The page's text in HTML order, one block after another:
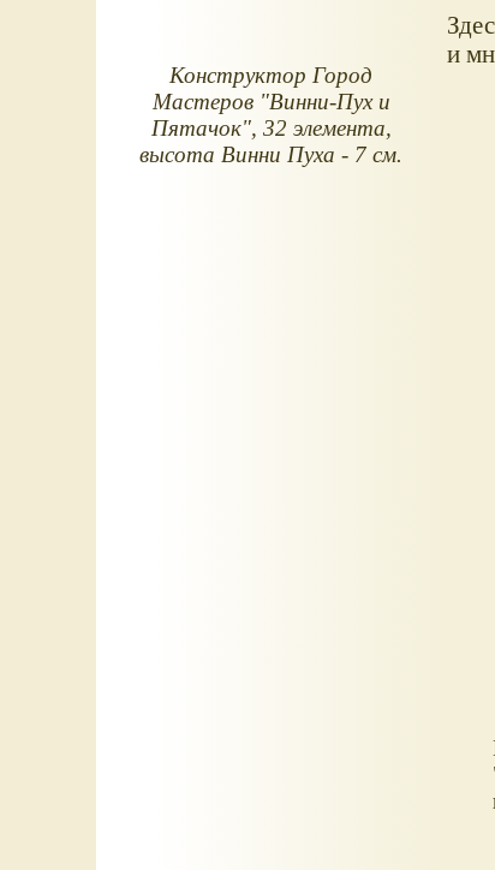
Конструктор Город
Мастеров "Винни-Пух и
Пятачок", 32 элемента,
высота Винни Пуха - 7 см.
и